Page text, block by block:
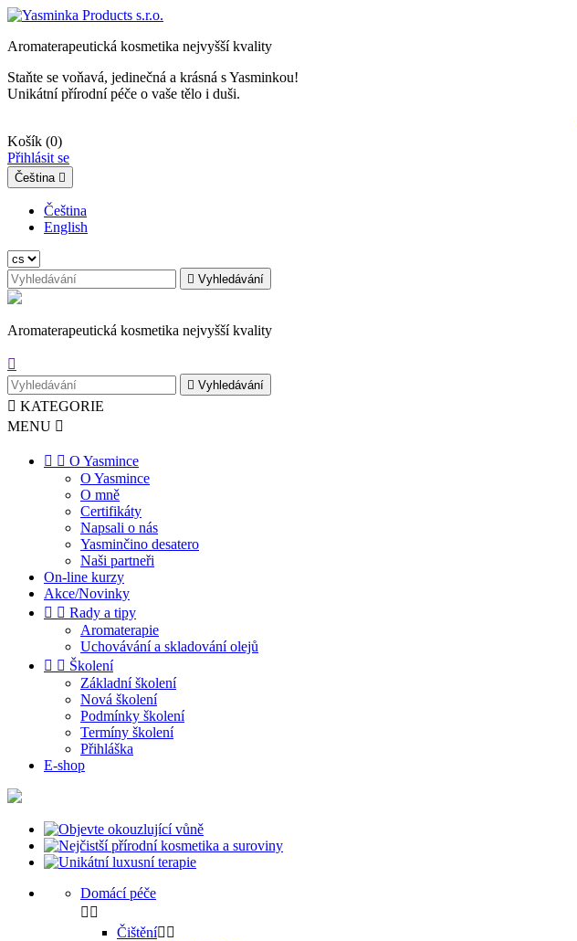
Aromaterapeutická kosmetika nejvyšší kvality
Staňte se voňavá, jedinečná a krásná s Yasminkou!
Unikátní přírodní péče o vaše tělo i duši.
Košík (0)
Přihlásit se
Čeština 
Čeština
English
 Vyhledávání
Aromaterapeutická kosmetika nejvyšší kvality

 Vyhledávání
 KATEGORIE
MENU 
  O Yasmince
O Yasmince
O mně
Certifikáty
Napsali o nás
Yasminčino desatero
Naši partneři
On-line kurzy
Akce/Novinky
  Rady a tipy
Aromaterapie
Uchovávání a skladování olejů
  Školení
Základní školení
Nová školení
Podmínky školení
Termíny školení
Přihláška
E-shop
Domácí péče
 
Čištění 